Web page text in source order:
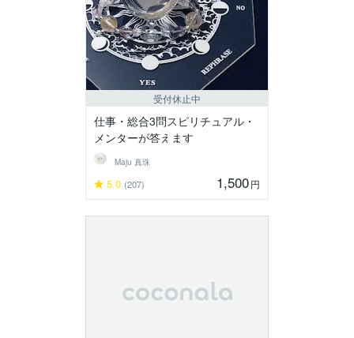
受付休止中
仕事・総合3問スピリチュアル・
メンターが答えます
Maju 真珠
5.0 (207) 1,500円